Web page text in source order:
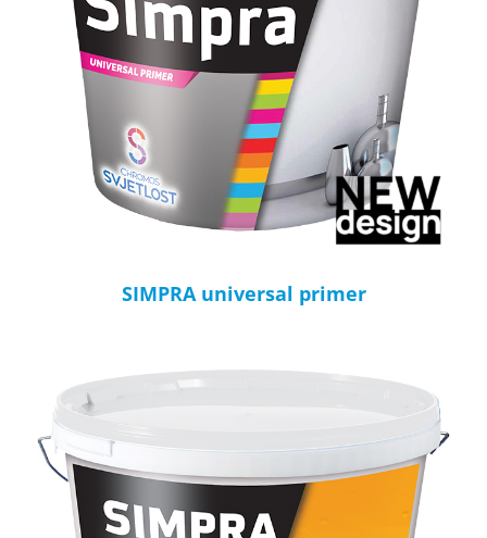
SIMPRA universal primer